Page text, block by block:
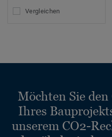
Vergleichen
Möchten Sie
Ihres
unserem CO2-